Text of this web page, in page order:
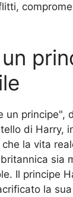
un principe",
di Harry,
la vita
sia
Il principe
la